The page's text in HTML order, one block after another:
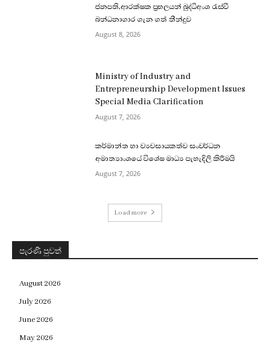
ජනපති,ආරක්ෂක ප්‍රභලයන් බුද්ධිඅංශ රැස්වී
බන්ධනාගාර ගැන ගත් තීන්දුව
August 8, 2026
Ministry of Industry and
Entrepreneurship Development Issues
Special Media Clarification
August 7, 2026
කර්මාන්ත හා ව්‍යවසායකත්ව සංවර්ධන
අමාත්‍යාංශයේ විශේෂ මාධ්‍ය පැහැදිලි කිරීමයි
August 7, 2026
Load more
පැරණි පුවත්
August 2026
July 2026
June 2026
May 2026